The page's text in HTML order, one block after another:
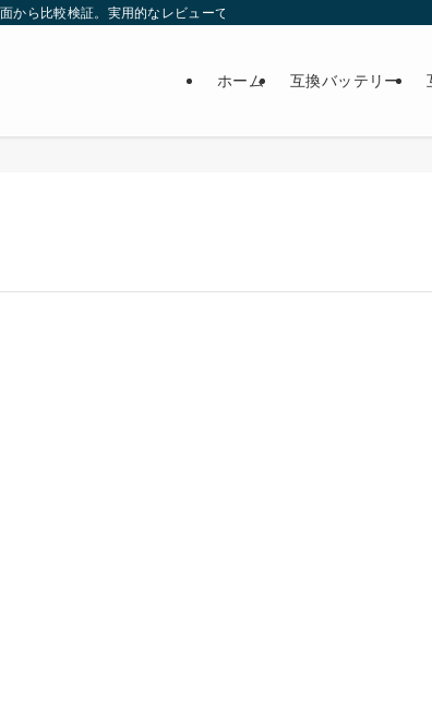
ら比較検証。実用的なレビューで最適な製品選びをサポート。
ホーム 互換バッテリー